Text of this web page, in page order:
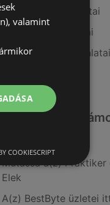
A(z) Auchan ajánlatai
A(z) Metro ajánlatai
A(z) AlphaZoo ajánlatai
Érdeklődésre
Mutassa a(z)
Elek
A(z) BestByte üzletei
valamint
COOKIESCRIPT